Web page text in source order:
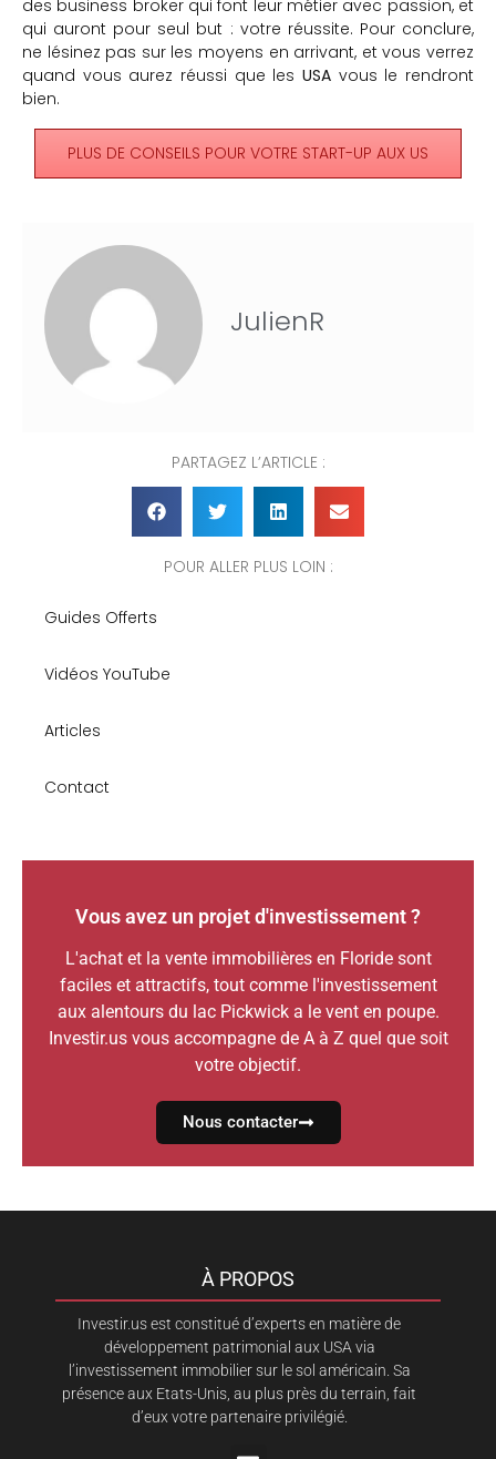
des business broker qui font leur métier avec passion, et
qui auront pour seul but : votre réussite. Pour conclure,
ne lésinez pas sur les moyens en arrivant, et vous verrez
quand vous aurez réussi que les USA vous le rendront
bien.
PLUS DE CONSEILS POUR VOTRE START-UP AUX US
JulienR
PARTAGEZ L’ARTICLE :
POUR ALLER PLUS LOIN :
Guides Offerts
Vidéos YouTube
Articles
Contact
Vous avez un projet d'investissement ?
L'achat et la vente immobilières en Floride sont
faciles et attractifs, tout comme l'investissement
aux alentours du lac Pickwick a le vent en poupe.
Investir.us vous accompagne de A à Z quel que soit
votre objectif.
Nous contacter
À PROPOS
Investir.us est constitué d’experts en matière de
développement patrimonial aux USA via
l’investissement immobilier sur le sol américain. Sa
présence aux Etats-Unis, au plus près du terrain, fait
d’eux votre partenaire privilégié.